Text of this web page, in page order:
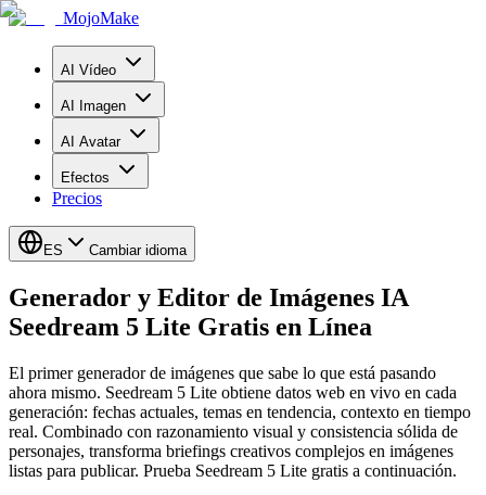
MojoMake
AI Vídeo
AI Imagen
AI Avatar
Efectos
Precios
ES Cambiar idioma
Generador y Editor de Imágenes IA
Seedream 5 Lite Gratis en Línea
El primer generador de imágenes que sabe lo que está pasando
ahora mismo. Seedream 5 Lite obtiene datos web en vivo en cada
generación: fechas actuales, temas en tendencia, contexto en tiempo
real. Combinado con razonamiento visual y consistencia sólida de
personajes, transforma briefings creativos complejos en imágenes
listas para publicar. Prueba Seedream 5 Lite gratis a continuación.